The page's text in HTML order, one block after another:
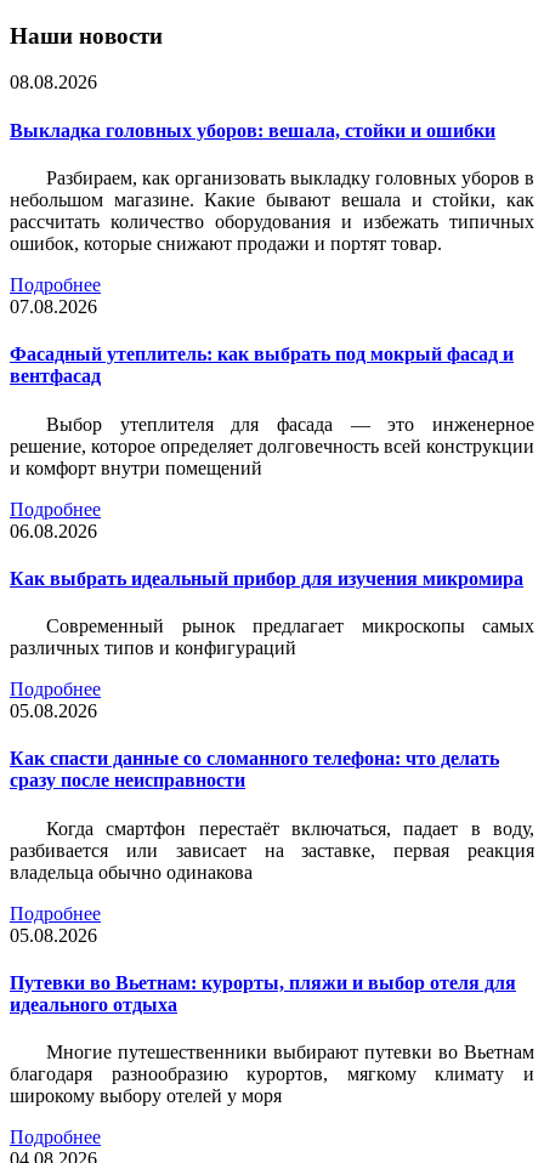
Наши новости
08.08.2026
Выкладка головных уборов: вешала, стойки и ошибки
Разбираем, как организовать выкладку головных уборов в
небольшом магазине. Какие бывают вешала и стойки, как
рассчитать количество оборудования и избежать типичных
ошибок, которые снижают продажи и портят товар.
Подробнее
07.08.2026
Фасадный утеплитель: как выбрать под мокрый фасад и
вентфасад
Выбор утеплителя для фасада — это инженерное
решение, которое определяет долговечность всей конструкции
и комфорт внутри помещений
Подробнее
06.08.2026
Как выбрать идеальный прибор для изучения микромира
Современный рынок предлагает микроскопы самых
различных типов и конфигураций
Подробнее
05.08.2026
Как спасти данные со сломанного телефона: что делать
сразу после неисправности
Когда смартфон перестаёт включаться, падает в воду,
разбивается или зависает на заставке, первая реакция
владельца обычно одинакова
Подробнее
05.08.2026
Путевки во Вьетнам: курорты, пляжи и выбор отеля для
идеального отдыха
Многие путешественники выбирают путевки во Вьетнам
благодаря разнообразию курортов, мягкому климату и
широкому выбору отелей у моря
Подробнее
04.08.2026